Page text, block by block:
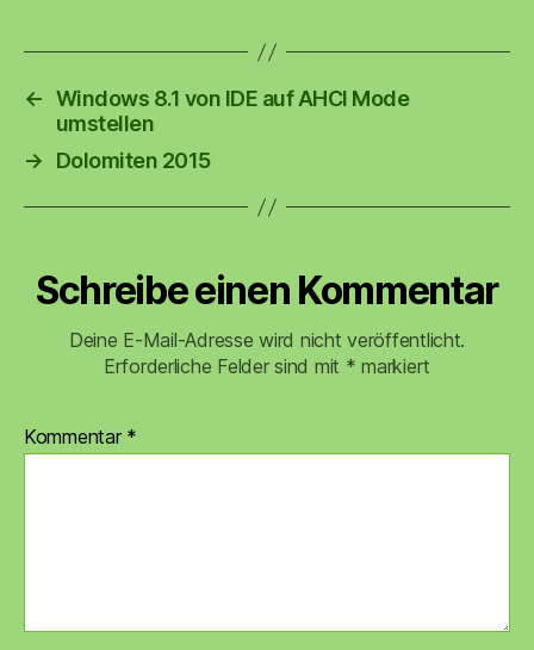
← Windows 8.1 von IDE auf AHCI Mode
umstellen
→
Dolomiten 2015
Schreibe einen Kommentar
Deine E-Mail-Adresse wird nicht veröffentlicht.
Erforderliche Felder sind mit * markiert
Kommentar *